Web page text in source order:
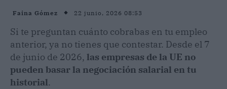
Faina Gómez 22 junio, 2026 08:53
Si te preguntan cuánto cobrabas en tu empleo
anterior, ya no tienes que contestar. Desde el 7
de junio de 2026, las empresas de la UE no
pueden basar la negociación salarial en tu
historial.